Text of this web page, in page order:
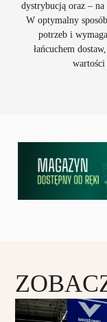
dystrybucją oraz –
W optymalny
potrzeb i
łańcuchem
wartości